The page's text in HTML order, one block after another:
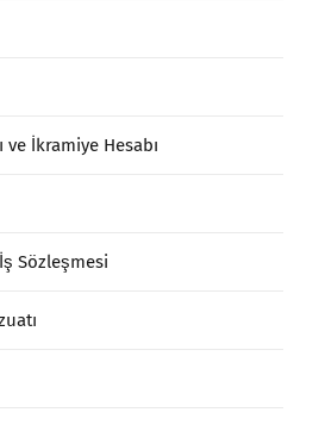
İkramiye Hesabı
Sözleşmesi